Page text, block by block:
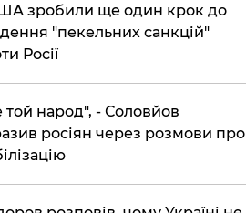
зробили ще один крок до
"пекельних санкцій"
Росії
той народ", - Соловйов
росіян через розмови про